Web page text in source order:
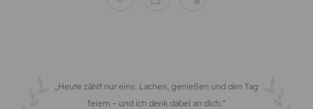
Heute zählt nur eins: Lachen, genießen und den Tag
feiern – und ich denk dabei an dich.